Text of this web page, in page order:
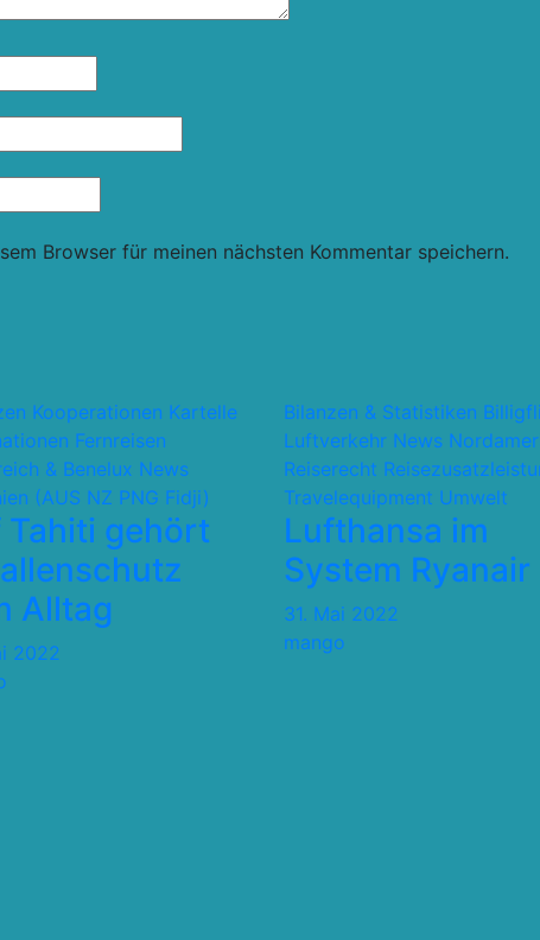
Browser für meinen nächsten Kommentar speichern.
Kooperationen Kartelle
Fernreisen
& Benelux News
(AUS NZ PNG Fidji)
Tahiti gehört
Alltag
2022
Bilanzen & Statistiken
Luftverkehr News
Reiserecht
Travelequipment Umwelt
Lufthansa im
System Ryanair
31. Mai 2022
mango